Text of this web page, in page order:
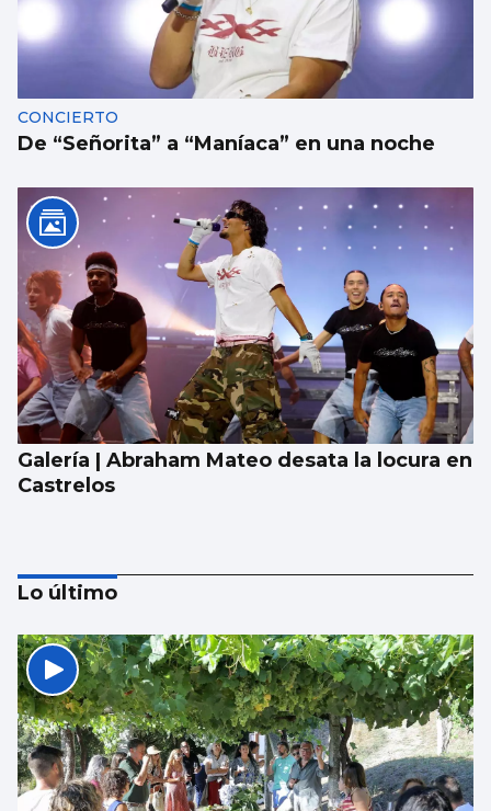
CONCIERTO
De “Señorita” a “Maníaca” en una noche
Galería | Abraham Mateo desata la locura en
Castrelos
CONCURSO INTERNACIONAL DE PIANO
Lo último